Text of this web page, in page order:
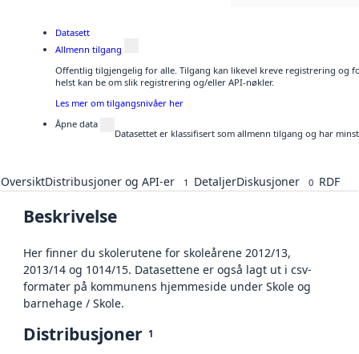
Datasett
Allmenn tilgang
Offentlig tilgjengelig for alle. Tilgang kan likevel kreve registrering og
helst kan be om slik registrering og/eller API-nøkler.
Les mer om tilgangsnivåer her
Åpne data
Datasettet er klassifisert som allmenn tilgang og har
OversiktDistribusjoner og API-er 1 DetaljerDiskusjoner 0 RDF
Beskrivelse
Her finner du skolerutene for skoleårene 2012/13,
2013/14 og 1014/15. Datasettene er også lagt ut i csv-
formater på kommunens hjemmeside under Skole og
barnehage / Skole.
Distribusjoner 1